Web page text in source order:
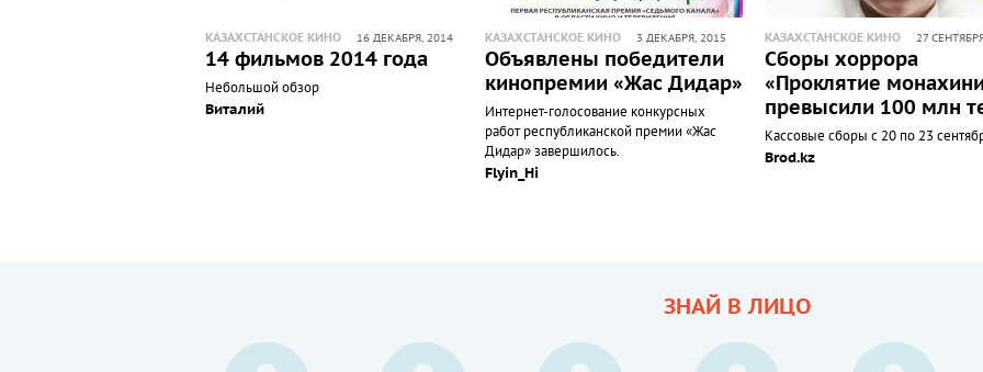
КАЗАХСТАНСКОЕ КИНО 16 ДЕКАБРЯ, 2014
14 фильмов 2014 года
Небольшой обзор
Виталий
КАЗАХСТАНСКОЕ КИНО 3 ДЕКАБРЯ, 2015
Объявлены победители
кинопремии «Жас Дидар»
Интернет-голосование конкурсных
работ республиканской премии «Жас
Дидар» завершилось.
Flyin_Hi
КАЗАХСТАНСКОЕ КИНО 27
Сборы хоррора
«Проклятие
превысили 100 млн
Кассовые сборы с 20 по 23
Brod.kz
ЗНАЙ В ЛИЦО